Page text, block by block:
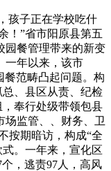
子正在学校吃什
！”省市阳原县第五
园餐管理带来的新变
一年以来，该市
餐范畴凸起问题。构
、县区从责、纪检
奉行处级带领包县
场监管、、财务、卫
按期暗访，构成“全
。一年来，宣化区
，逃责97人，高风